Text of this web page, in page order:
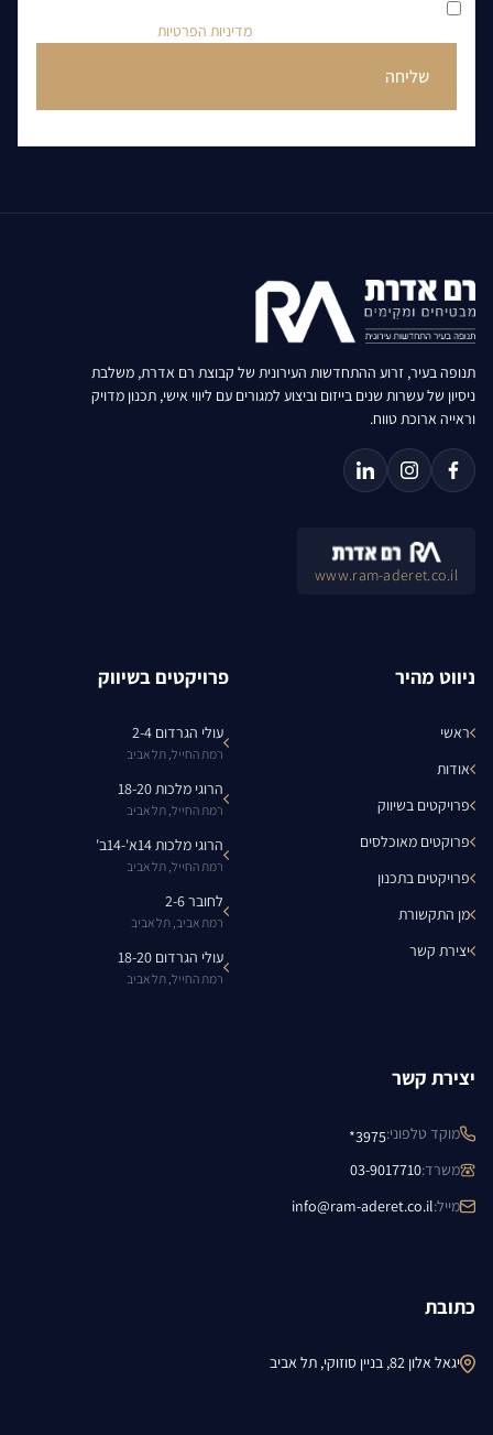
מדיניות הפרטיות
תנופה בעיר, זרוע ההתחדשות העירונית של קבוצת רם אדרת, משלבת
ניסיון של עשרות שנים בייזום וביצוע למגורים עם ליווי אישי, תכנון מדויק
וראייה ארוכת טווח.
www.ram-aderet.co.il
ניווט מהיר
ראשי
אודות
פרויקטים בשיווק
פרוקטים מאוכלסים
פרויקטים בתכנון
מן התקשורת
יצירת קשר
פרויקטים בשיווק
עולי הגרדום 2-4
רמת החייל, תל אביב
הרוגי מלכות 18-20
רמת החייל, תל אביב
הרוגי מלכות 14א'-14ב'
רמת החייל, תל אביב
לחובר 2-6
רמת אביב, תל אביב
עולי הגרדום 18-20
רמת החייל, תל אביב
יצירת קשר
מוקד טלפוני:
3975*
משרד:
03-9017710
מייל:
info@ram-aderet.co.il
כתובת
יגאל אלון 82, בניין סוזוקי, תל אביב